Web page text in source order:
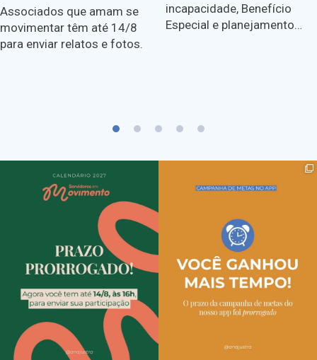
Associados que amam se
movimentar têm até 14/8
para enviar relatos e fotos.
incapacidade, Benefício
Especial e planejamento…